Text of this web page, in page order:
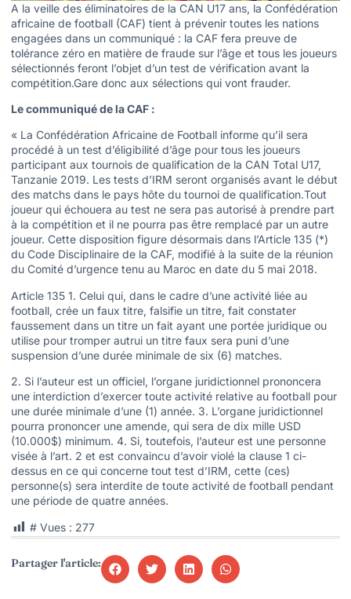
A la veille des éliminatoires de la CAN U17 ans, la Confédération
africaine de football (CAF) tient à prévenir toutes les nations
engagées dans un communiqué : la CAF fera preuve de
tolérance zéro en matière de fraude sur l’âge et tous les joueurs
sélectionnés feront l’objet d’un test de vérification avant la
compétition.Gare donc aux sélections qui vont frauder.
Le communiqué de la CAF :
« La Confédération Africaine de Football informe qu’il sera
procédé à un test d’éligibilité d’âge pour tous les joueurs
participant aux tournois de qualification de la CAN Total U17,
Tanzanie 2019. Les tests d’IRM seront organisés avant le début
des matchs dans le pays hôte du tournoi de qualification.Tout
joueur qui échouera au test ne sera pas autorisé à prendre part
à la compétition et il ne pourra pas être remplacé par un autre
joueur. Cette disposition figure désormais dans l’Article 135 (*)
du Code Disciplinaire de la CAF, modifié à la suite de la réunion
du Comité d’urgence tenu au Maroc en date du 5 mai 2018.
Article 135 1. Celui qui, dans le cadre d’une activité liée au
football, crée un faux titre, falsifie un titre, fait constater
faussement dans un titre un fait ayant une portée juridique ou
utilise pour tromper autrui un titre faux sera puni d’une
suspension d’une durée minimale de six (6) matches.
2. Si l’auteur est un officiel, l’organe juridictionnel prononcera
une interdiction d’exercer toute activité relative au football pour
une durée minimale d’une (1) année. 3. L’organe juridictionnel
pourra prononcer une amende, qui sera de dix mille USD
(10.000$) minimum. 4. Si, toutefois, l’auteur est une personne
visée à l’art. 2 et est convaincu d’avoir violé la clause 1 ci-
dessus en ce qui concerne tout test d’IRM, cette (ces)
personne(s) sera interdite de toute activité de football pendant
une période de quatre années.
# Vues : 277
Partager l'article: